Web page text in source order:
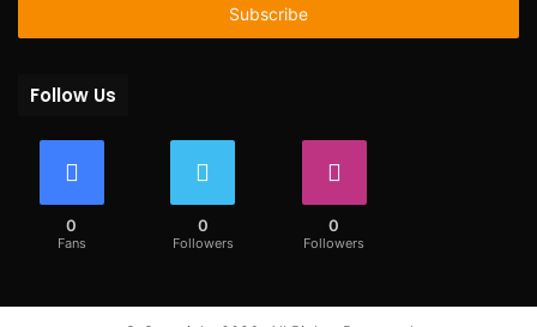
Follow Us
0
Fans
0
Followers
0
Followers